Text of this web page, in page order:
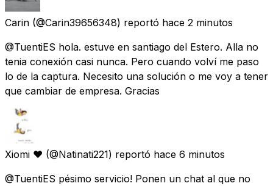
Carin (@Carin39656348) reportó hace 2 minutos
@TuentiES hola. estuve en santiago del Estero. Alla no
tenia conexión casi nunca. Pero cuando volví me paso
lo de la captura. Necesito una solución o me voy a tener
que cambiar de empresa. Gracias
Xiomi ♥️ (@Natinati221) reportó hace 6 minutos
@TuentiES pésimo servicio! Ponen un chat al que no